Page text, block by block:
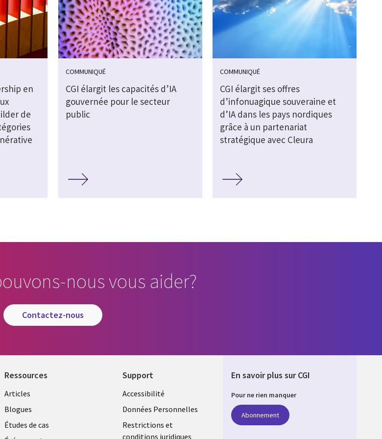
en
de
COMMUNIQUÉ
CGI élargit les capacités d’IA
gouvernée pour le secteur
public
COMMUNIQUÉ
CGI élargit ses offres
d’infonuagique souveraine et
d’IA dans les pays nordiques
grâce à un partenariat
stratégique avec Cleura
nous vous aider?
contactez-nous
Ressources
Articles
Blogues
Études de cas
Support
Accessibilité
Données Personnelles
Restrictions et
conditions juridiques
En savoir plus sur CGI
Pour ne rien manquer
Abonnement